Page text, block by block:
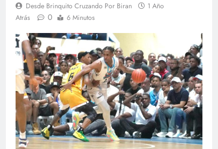
Desde Brinquito Cruzando Por Biran
1 Año
Atrás
0 6 Minutos